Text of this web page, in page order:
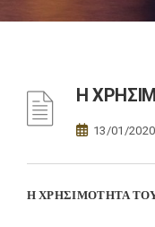
Η
13/01/2020
Η ΧΡΗΣΙΜΟΤΗΤΑ ΤΟΥ